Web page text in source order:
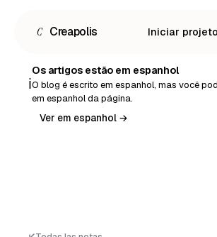
C Creapolis Iniciar projeto
ℹ️
Os artigos estão em espanhol
O blog é escrito em espanhol, mas você
em espanhol da página.
Ver em espanhol →